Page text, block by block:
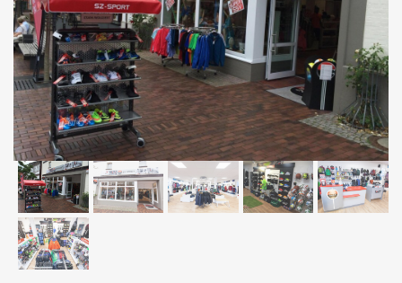
1 of 6